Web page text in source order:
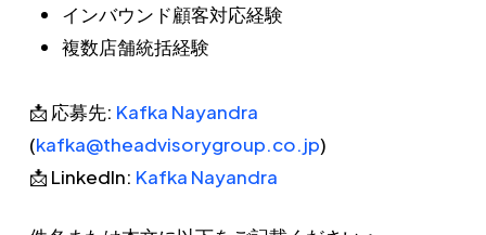
インバウンド顧客対応経験
複数店舗統括経験
📩 応募先: Kafka Nayandra
(kafka@theadvisorygroup.co.jp)
📩 LinkedIn: Kafka Nayandra